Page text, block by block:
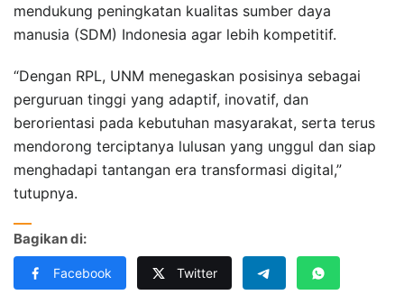
mendukung peningkatan kualitas sumber daya
manusia (SDM) Indonesia agar lebih kompetitif.
“Dengan RPL, UNM menegaskan posisinya sebagai
perguruan tinggi yang adaptif, inovatif, dan
berorientasi pada kebutuhan masyarakat, serta terus
mendorong terciptanya lulusan yang unggul dan siap
menghadapi tantangan era transformasi digital,”
tutupnya.
Bagikan di:
Facebook Twitter